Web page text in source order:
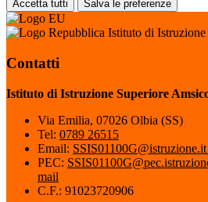
Accetta tutti Salva le preferenze
Istituto di
Contatti
Istituto di Istruzione Superiore
Via Emilia, 07026 Olbia (SS)
Tel: 0789 26515
Email: SSIS01100G@istruzione.it
PEC:
mail
C.F.: 91023720906